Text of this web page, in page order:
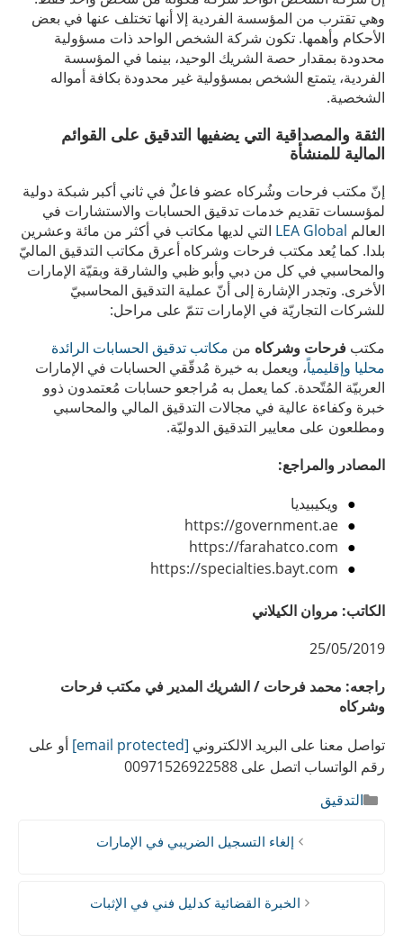
وهي تقترب من المؤسسة الفردية إلا أنها تختلف عنها في بعض
الأحكام وأهمها. تكون شركة الشخص الواحد ذات مسؤولية
محدودة بمقدار حصة الشريك الوحيد، بينما في المؤسسة
الفردية، يتمتع الشخص بمسؤولية غير محدودة بكافة أمواله
الشخصية.
الثقة والمصداقية التي يضفيها التدقيق على القوائم
المالية للمنشأة
إنّ مكتب فرحات وشُركاه عضو فاعلٌ في ثاني أكبر شبكة دولية
لمؤسسات تقديم خدمات تدقيق الحسابات والاستشارات في
العالم LEA Global التي لديها مكاتب في أكثر من مائة وعشرين
بلدا. كما يُعد مكتب فرحات وشركاه أعرق مكاتب التدقيق الماليّ
والمحاسبي في كل من دبي وأبو ظبي والشارقة وبقيّة الإمارات
الأخرى. وتجدر الإشارة إلى أنّ عملية التدقيق المحاسبيّ
للشركات التجاريّة في الإمارات تتمّ على مراحل:
مكتب فرحات وشركاه من مكاتب تدقيق الحسابات الرائدة
محليا وإقليمياً، ويعمل به خيرة مُدقّقي الحسابات في الإمارات
العربيّة المُتّحدة. كما يعمل به مُراجعو حسابات مُعتمدون ذوو
خبرة وكفاءة عالية في مجالات التدقيق المالي والمحاسبي
ومطلعون على معايير التدقيق الدوليّة.
المصادر والمراجع:
ويكيبيديا
https://government.ae
https://farahatco.com
https://specialties.bayt.com
الكاتب: مروان الكيلاني
25/05/2019
راجعه: محمد فرحات / الشريك المدير في مكتب فرحات
وشركاه
تواصل معنا على البريد الالكتروني [email protected]
أو على
رقم الواتساب اتصل على 00971526922588
التصنيفات
التدقيق
إلغاء التسجيل الضريبي في الإمارات
الخبرة القضائية كدليل فني في الإثبات